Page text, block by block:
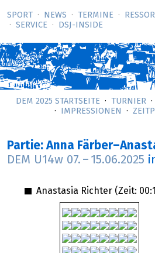
SPORT NEWS TERMINE
SERVICE
DSJ-­INSIDE
DEM 2025 STARTSEITE TURNIER
IMPRESSIONEN
Partie: Anna
DEM U14w 07. – 15.06.2025
Anastasia Richter (Zeit: